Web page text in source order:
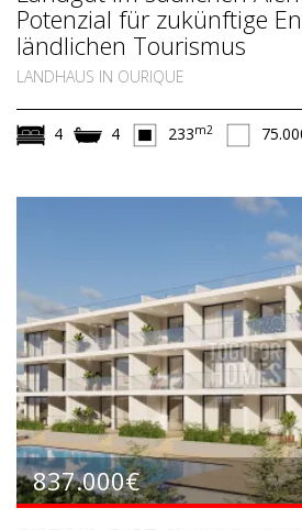
Potenzial für zukünftige
ländlichen Tourismus
LANDHAUS IN OURIQUE
4 4 233m2
837.000€